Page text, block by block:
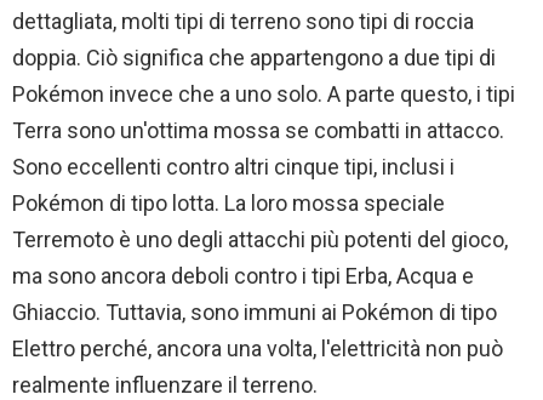
dettagliata, molti tipi di terreno sono tipi di roccia
doppia. Ciò significa che appartengono a due tipi di
Pokémon invece che a uno solo. A parte questo, i tipi
Terra sono un'ottima mossa se combatti in attacco.
Sono eccellenti contro altri cinque tipi, inclusi i
Pokémon di tipo lotta. La loro mossa speciale
Terremoto è uno degli attacchi più potenti del gioco,
ma sono ancora deboli contro i tipi Erba, Acqua e
Ghiaccio. Tuttavia, sono immuni ai Pokémon di tipo
Elettro perché, ancora una volta, l'elettricità non può
realmente influenzare il terreno.